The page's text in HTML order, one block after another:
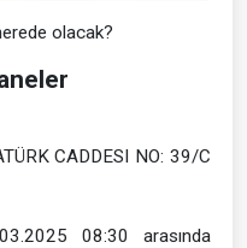
olacak?
CADDESI NO: 39/C
08:30 arasında